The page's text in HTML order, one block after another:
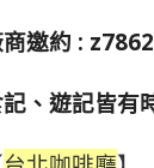
邀約 :
、遊記皆有